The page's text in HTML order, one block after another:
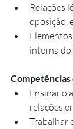
Relações
oposição,
interna
Ensinar o
relações
Trabalhar